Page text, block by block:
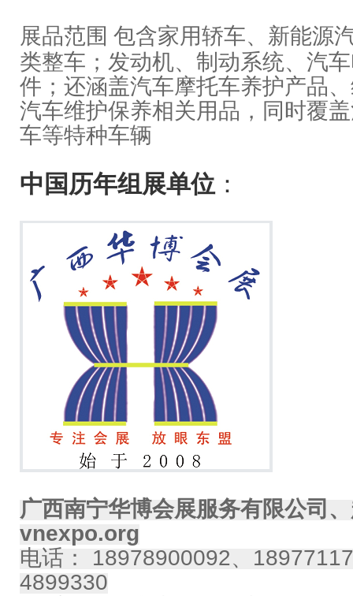
展品范围 包含家用轿车、新能源
类整车；发动机、制动系统、汽
件；还涵盖汽车摩托车养护产品
汽车维护保养相关用品，同时覆
车等特种车辆
中国历年组展单位：
广西南宁华博会展服务有限公司
vnexpo.org
电话： 18978900092、
4899330